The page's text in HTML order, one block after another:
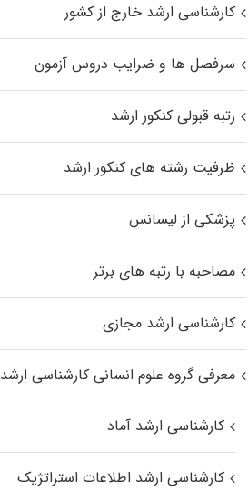
کارشناسی ارشد خارج از کشور
سرفصل ها و ضرایب دروس آزمون
رتبه قبولی کنکور ارشد
ظرفیت رشته های کنکور ارشد
پزشکی از لیسانس
مصاحبه با رتبه های برتر
کارشناسی ارشد مجازی
معرفی گروه علوم انسانی کارشناسی ارشد
کارشناسی ارشد آماد
کارشناسی ارشد اطلاعات استراتژیک